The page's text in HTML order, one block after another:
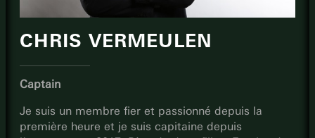
CHRIS VERMEULEN
Captain
Je suis un membre fier et passionné depuis la
première heure et je suis capitaine depuis